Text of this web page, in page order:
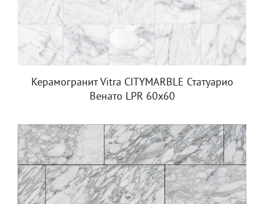
Керамогранит Vitra CITYMARBLE Статуарио
Венато LPR 60x60